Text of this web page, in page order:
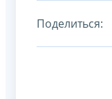
Поделиться: